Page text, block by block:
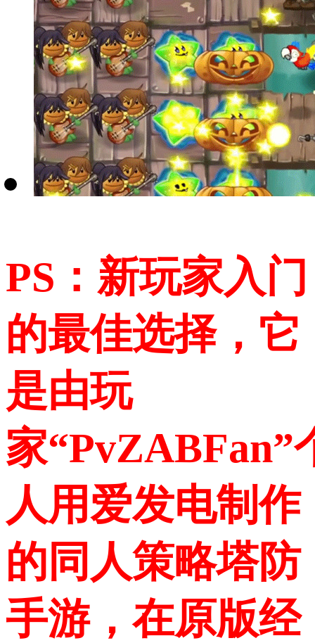
PS：新玩家入门
的最佳选择，它
是由玩
家“PvZABFan”
人用爱发电制作
的同人策略塔防
手游，在原版经